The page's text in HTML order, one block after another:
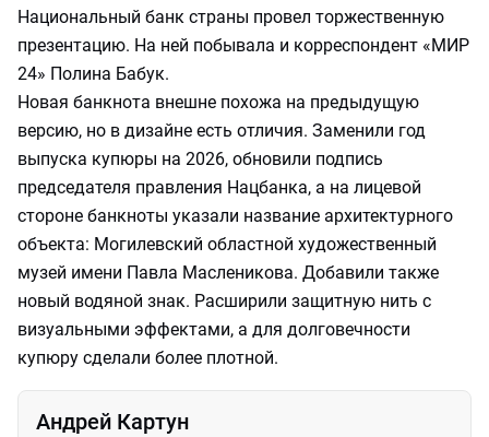
Национальный банк страны провел торжественную
презентацию. На ней побывала и корреспондент «МИР
24» Полина Бабук.
Новая банкнота внешне похожа на предыдущую
версию, но в дизайне есть отличия. Заменили год
выпуска купюры на 2026, обновили подпись
председателя правления Нацбанка, а на лицевой
стороне банкноты указали название архитектурного
объекта: Могилевский областной художественный
музей имени Павла Масленикова. Добавили также
новый водяной знак. Расширили защитную нить с
визуальными эффектами, а для долговечности
купюру сделали более плотной.
Андрей Картун